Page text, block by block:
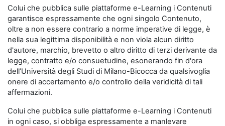
Colui che pubblica sulle piattaforme e-Learning i Contenuti
garantisce espressamente che ogni singolo Contenuto,
oltre a non essere contrario a norme imperative di legge, è
nella sua legittima disponibilità e non viola alcun diritto
d'autore, marchio, brevetto o altro diritto di terzi derivante da
legge, contratto e/o consuetudine, esonerando fin d'ora
dell’Università degli Studi di Milano-Bicocca da qualsivoglia
onere di accertamento e/o controllo della veridicità di tali
affermazioni.
Colui che pubblica sulle piattaforme e-Learning i Contenuti
in ogni caso, si obbliga espressamente a manlevare